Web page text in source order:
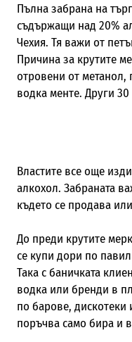
Пълна забрана на
съдържащи над 20%
Чехия. Тя важи от
Причина за крутите
отровени от
водка менте. Други
Властите все още
алкохол. Забраната
където се продава
До преди крутите
се купи дори по
Така с баничката
водка или бренди в
по барове,
поръчва само бира и